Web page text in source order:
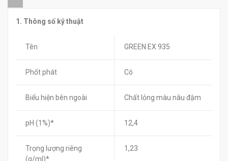
0 đ
1. Thông số kỹ thuật
Tên GREEN EX 935
Phốt phát Có
Biểu hiện bên ngoài Chất lỏng màu nâu đậm
pH (1%)* 12,4
Trọng lượng riêng
(g/ml)*
1,23